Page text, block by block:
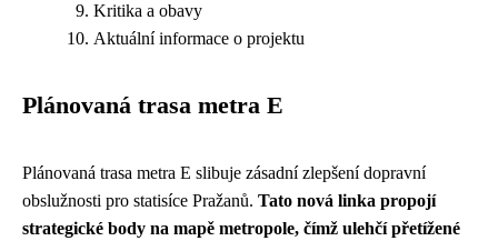
Kritika a obavy
Aktuální informace o projektu
Plánovaná trasa metra E
Plánovaná trasa metra E slibuje zásadní zlepšení dopravní
obslužnosti pro statisíce Pražanů. Tato nová linka propojí
strategické body na mapě metropole, čímž ulehčí přetížené